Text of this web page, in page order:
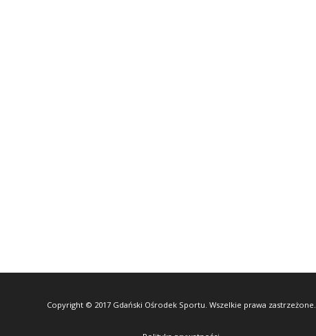
Copyright © 2017 Gdański Ośrodek Sportu. Wszelkie prawa zastrzeżone.